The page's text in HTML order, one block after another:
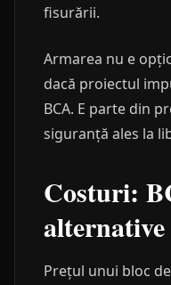
fisurării.
Armarea nu e
dacă proiectul
BCA. E parte din
siguranță ales la
Costuri:
alternative
Prețul unui bloc